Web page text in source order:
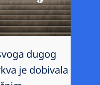
dugog
je dobivala